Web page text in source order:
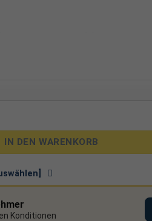
vollständigem Lieferumfang
für 2 Module Menge
IN DEN WARENKORB
Konditionen